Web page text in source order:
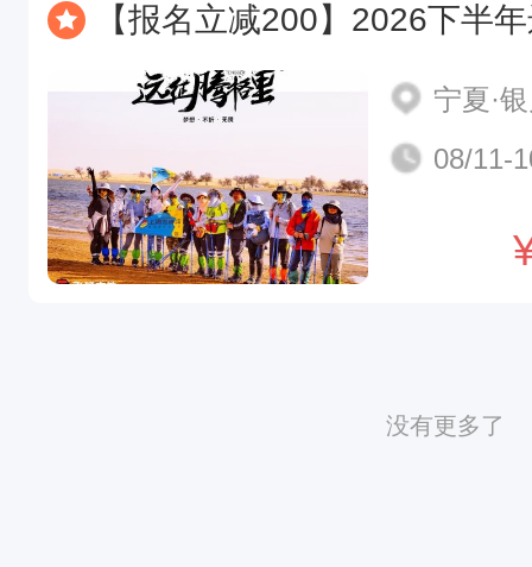
【报名立减200】2026下半年远征腾格里 ｜五湖穿越 ｜一生必走
宁夏·
08/11-
没有更多了